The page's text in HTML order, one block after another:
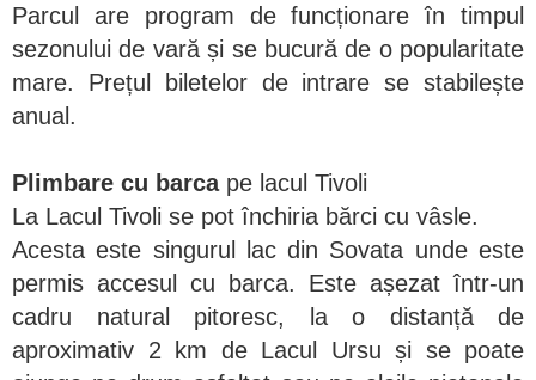
Parcul are program de funcționare în timpul
sezonului de vară și se bucură de o popularitate
mare. Prețul biletelor de intrare se stabilește
anual.
Plimbare cu barcape lacul Tivoli
La Lacul Tivoli se pot închiria bărci cu vâsle.
Acesta este singurul lac din Sovata unde este
permis accesul cu barca. Este așezat într-un
cadru natural pitoresc, la o distanță de
aproximativ 2 km de Lacul Ursu și se poate